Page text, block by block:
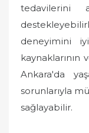
tedavilerini
deneyimini
kaynaklarının
Ankara'da
sorunlarıyla
sağlayabilir.